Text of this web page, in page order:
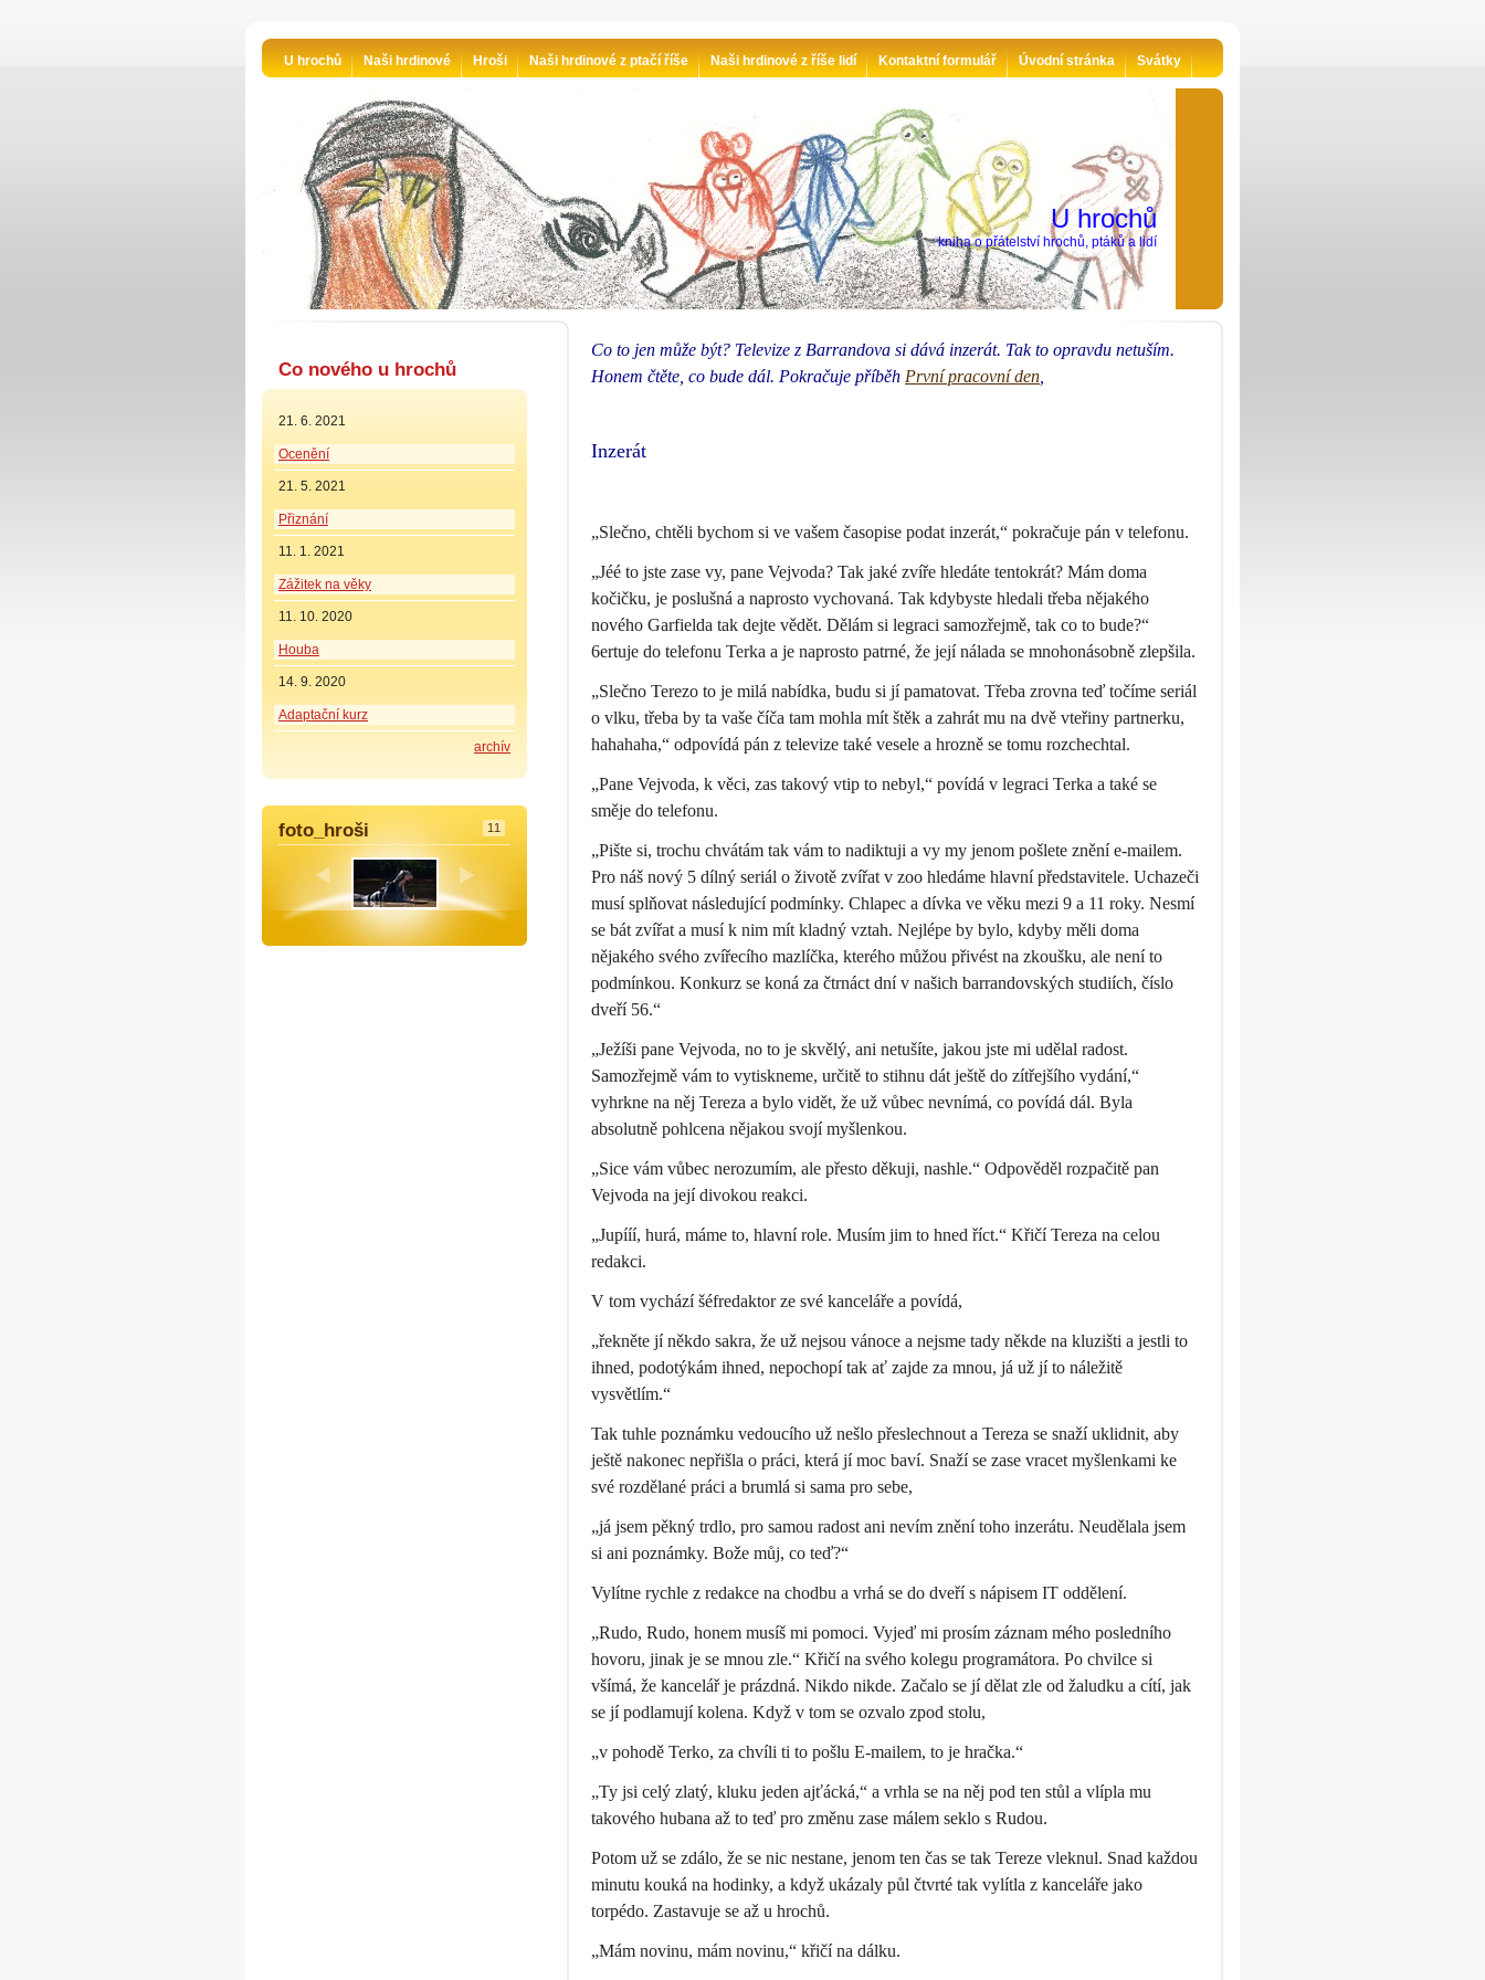
Co to jen může být? Televize z Barrandova si dává inzerát. Tak to opravdu netuším.
Honem čtěte, co bude dál. Pokračuje příběh První pracovní den
Inzerát
„Slečno, chtěli bychom si ve vašem časopise podat inzerát,“ pokračuje pán v telefonu.
„Jéé to jste zase vy, pane Vejvoda? Tak jaké zvíře hledáte tentokrát? Mám doma
kočičku, je poslušná a naprosto vychovaná. Tak kdybyste hledali třeba nějakého
nového Garfielda tak dejte vědět. Dělám si legraci samozřejmě, tak co to bude?“
6ertuje do telefonu Terka a je naprosto patrné, že její nálada se mnohonásobně zlepšila.
„Slečno Terezo to je milá nabídka, budu si jí pamatovat. Třeba zrovna teď točíme seriál
o vlku, třeba by ta vaše číča tam mohla mít štěk a zahrát mu na dvě vteřiny partnerku,
hahahaha,“ odpovídá pán z televize také vesele a hrozně se tomu rozchechtal.
„Pane Vejvoda, k věci, zas takový vtip to nebyl,“ povídá v legraci Terka a také se
směje do telefonu.
„Pište si, trochu chvátám tak vám to nadiktuji a vy my jenom pošlete znění e-mailem.
Pro náš nový 5 dílný seriál o životě zvířat v zoo hledáme hlavní představitele. Uchazeči
musí splňovat následující podmínky. Chlapec a dívka ve věku mezi 9 a 11 roky. Nesmí
se bát zvířat a musí k nim mít kladný vztah. Nejlépe by bylo, kdyby měli doma
nějakého svého zvířecího mazlíčka, kterého můžou přivést na zkoušku, ale není to
podmínkou. Konkurz se koná za čtrnáct dní v našich barrandovských studiích, číslo
dveří 56.“
„Ježíši pane Vejvoda, no to je skvělý, ani netušíte, jakou jste mi udělal radost.
Samozřejmě vám to vytiskneme, určitě to stihnu dát ještě do zítřejšího vydání,“
vyhrkne na něj Tereza a bylo vidět, že už vůbec nevnímá, co povídá dál. Byla
absolutně pohlcena nějakou svojí myšlenkou.
„Sice vám vůbec nerozumím, ale přesto děkuji, nashle.“ Odpověděl rozpačitě pan
Vejvoda na její divokou reakci.
„Jupííí, hurá, máme to, hlavní role. Musím jim to hned říct.“ Křičí Tereza na celou
redakci.
V tom vychází šéfredaktor ze své kanceláře a povídá,
„řekněte jí někdo sakra, že už nejsou vánoce a nejsme tady někde na kluzišti a jestli to
ihned, podotýkám ihned, nepochopí tak ať zajde za mnou, já už jí to náležitě
vysvětlím.“
Tak tuhle poznámku vedoucího už nešlo přeslechnout a Tereza se snaží uklidnit, aby
ještě nakonec nepřišla o práci, která jí moc baví. Snaží se zase vracet myšlenkami ke
své rozdělané práci a brumlá si sama pro sebe,
„já jsem pěkný trdlo, pro samou radost ani nevím znění toho inzerátu. Neudělala jsem
si ani poznámky. Bože můj, co teď?“
Vylítne rychle z redakce na chodbu a vrhá se do dveří s nápisem IT oddělení.
„Rudo, Rudo, honem musíš mi pomoci. Vyjeď mi prosím záznam mého posledního
hovoru, jinak je se mnou zle.“ Křičí na svého kolegu programátora. Po chvilce si
všímá, že kancelář je prázdná. Nikdo nikde. Začalo se jí dělat zle od žaludku a cítí, jak
se jí podlamují kolena. Když v tom se ozvalo zpod stolu,
„v pohodě Terko, za chvíli ti to pošlu E-mailem, to je hračka.“
„Ty jsi celý zlatý, kluku jeden ajťácká,“ a vrhla se na něj pod ten stůl a vlípla mu
takového hubana až to teď pro změnu zase málem seklo s Rudou.
Potom už se zdálo, že se nic nestane, jenom ten čas se tak Tereze vleknul. Snad každou
minutu kouká na hodinky, a když ukázaly půl čtvrté tak vylítla z kanceláře jako
torpédo. Zastavuje se až u hrochů.
„Mám novinu, mám novinu,“ křičí na dálku.
Co nového u hrochů
21. 6. 2021
Ocenění
21. 5. 2021
Přiznání
11. 1. 2021
Zážitek na věky
11. 10. 2020
Houba
14. 9. 2020
Adaptační kurz
archív
foto_hroši 11
U hrochů Naši hrdinové Hroši Naši hrdinové z ptačí říše Naši hrdinové z říše lidí Kontaktní formulář Úvodní stránka Svátky
U hrochů
kniha o přátelství hrochů, ptáků a lidí